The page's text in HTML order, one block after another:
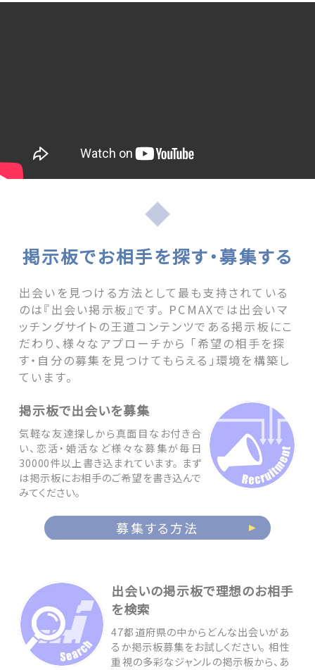
掲示板でお相手を探す・募集する
出会いを見つける方法として最も支持されている
のは『出会い掲示板』です。 PCMAXでは出会いマ
ッチングサイトの王道コンテンツである掲示板にこ
だわり、様々なアプローチから 「希望の相手を探
す・自分の募集を見つけてもらえる」環境を構築し
ています。
掲示板で出会いを募集
気軽な友達探しから真面目なお付き合
い、恋活・婚活など様々な募集が毎日
30000件以上書き込まれています。 まず
は掲示板にお相手のご希望を書き込んで
みてください。
募集する方法
出会いの掲示板で理想のお相手
を検索
47都道府県の中からどんな出会いがあ
るか掲示板募集をお試しください。 相性
重視の多彩なジャンルの掲示板から、あ